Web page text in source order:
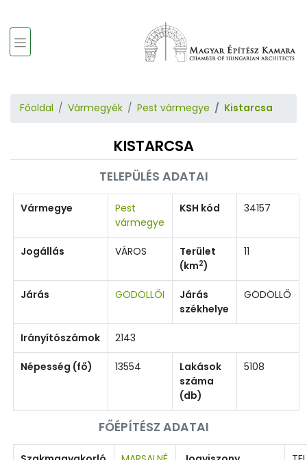
Főoldal Vármegyék Pest vármegye Kistarcsa
KISTARCSA
TELEPÜLÉS ADATAI
Vármegye
Pest
vármegye
KSH kód 34157
Jogállás VÁROS
Terület
(km2)
11
Járás GÖDÖLLŐI
Járás
székhelye
GÖDÖLLŐ
Irányítószámok 2143
Népesség (fő) 13554
Lakások
száma
(db)
5108
FŐÉPÍTÉSZ ADATAI